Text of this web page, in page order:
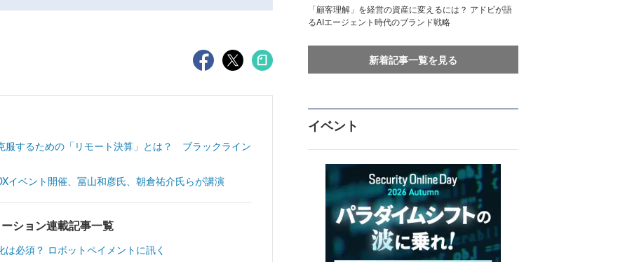
服するための「リモート決算」とは？ ブラックライン
イベント開催、冨山和彦氏、朝倉祐介氏らが講演
ション連載記事一覧
必須？ ロボットペイメントに訊く
「顧客理解」を経営の資産に変えるには？ アドビが語
るAIエージェント時代のブランド戦略
新着記事一覧を見る
イベント